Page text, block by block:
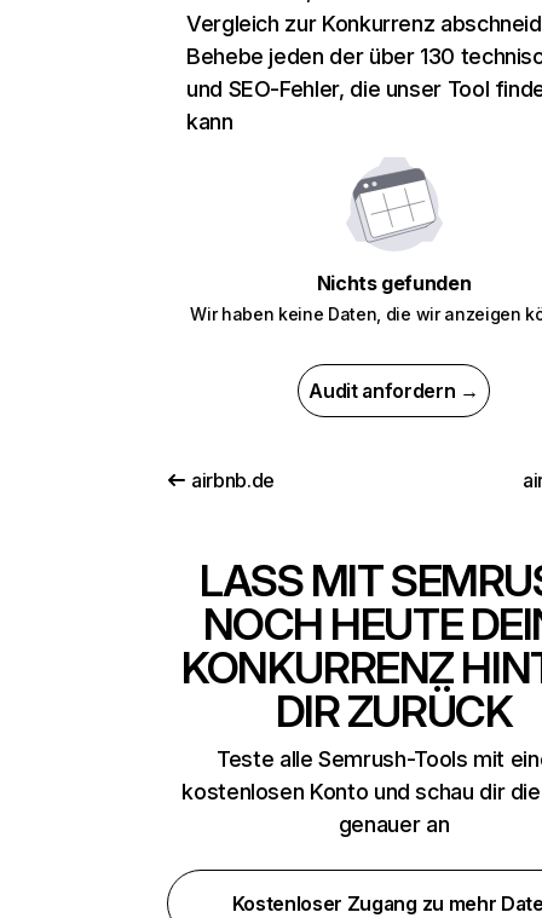
Vergleich zur Konkurrenz
Behebe jeden der über 130
und SEO-Fehler, die unser Tool
kann
Nichts gefunden
Wir haben keine Daten, die wir anzeigen
Audit anfordern →
airbnb.de
LASS MIT
NOCH HEUTE
KONKURRENZ
DIR ZURÜCK
Teste alle Semrush-Tools mit
kostenlosen Konto und schau dir
genauer an
Kostenloser Zugang zu mehr